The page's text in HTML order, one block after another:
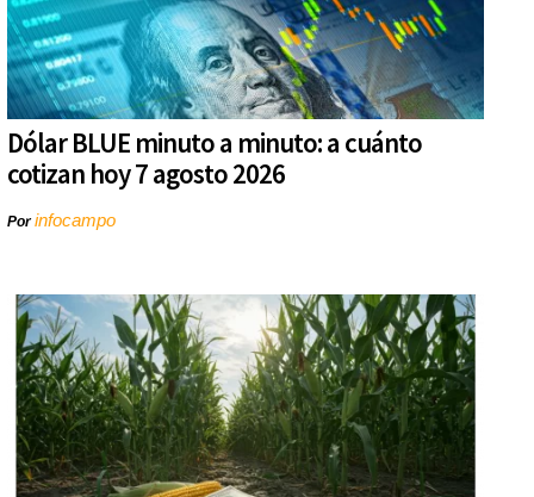
Dólar BLUE minuto a minuto: a cuánto
cotizan hoy 7 agosto 2026
Porinfocampo